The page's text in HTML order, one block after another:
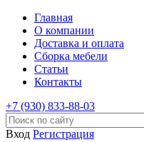
Главная
О компании
Доставка и оплата
Сборка мебели
Статьи
Контакты
+7 (930) 833-88-03
Вход Регистрация